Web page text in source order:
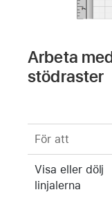
Arbeta
stödraster
För att
Visa eller dölj
linjalerna